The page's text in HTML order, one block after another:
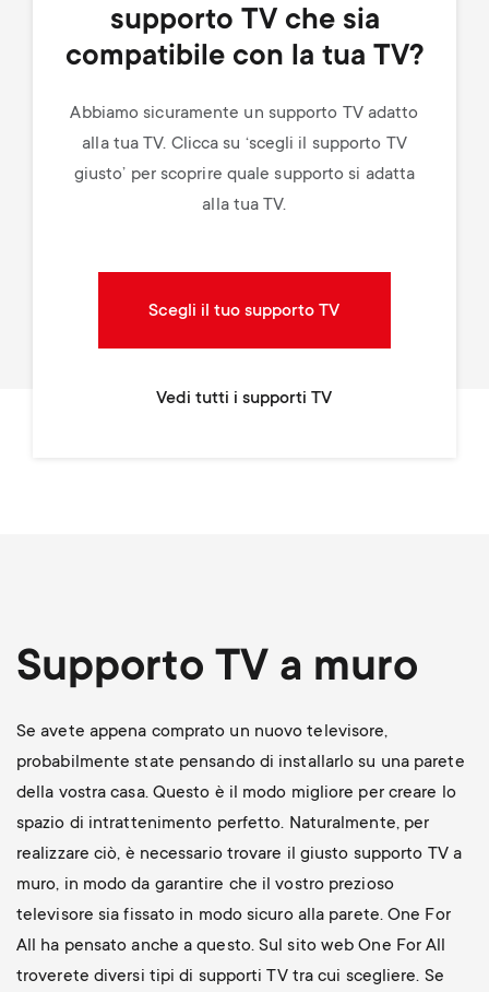
supporto TV che sia
compatibile con la tua TV?
Abbiamo sicuramente un supporto TV adatto
alla tua TV. Clicca su ‘scegli il supporto TV
giusto’ per scoprire quale supporto si adatta
alla tua TV.
Scegli il tuo supporto TV
Vedi tutti i supporti TV
Supporto TV a muro
Se avete appena comprato un nuovo televisore,
probabilmente state pensando di installarlo su una parete
della vostra casa. Questo è il modo migliore per creare lo
spazio di intrattenimento perfetto. Naturalmente, per
realizzare ciò, è necessario trovare il giusto supporto TV a
muro, in modo da garantire che il vostro prezioso
televisore sia fissato in modo sicuro alla parete. One For
All ha pensato anche a questo. Sul sito web One For All
troverete diversi tipi di supporti TV tra cui scegliere. Se